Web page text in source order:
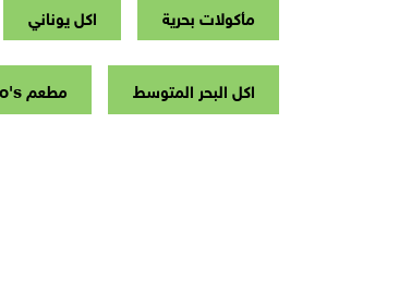
مأكولات بحرية اكل يوناني
اكل البحر المتوسط مطعم Franco's